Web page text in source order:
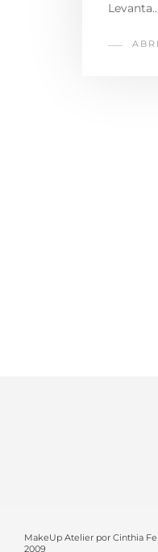
MakeUp Atelier por Cinthia
2009